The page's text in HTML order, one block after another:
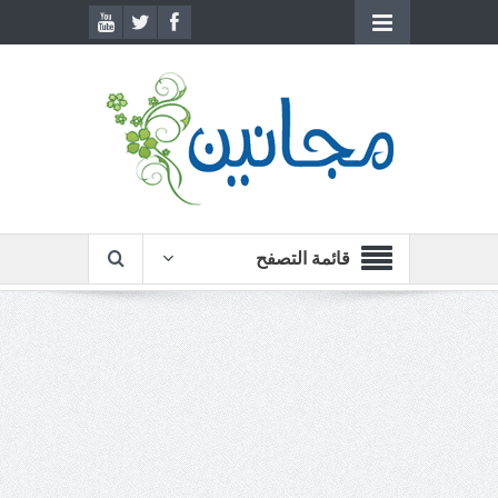
قائمة التصفح